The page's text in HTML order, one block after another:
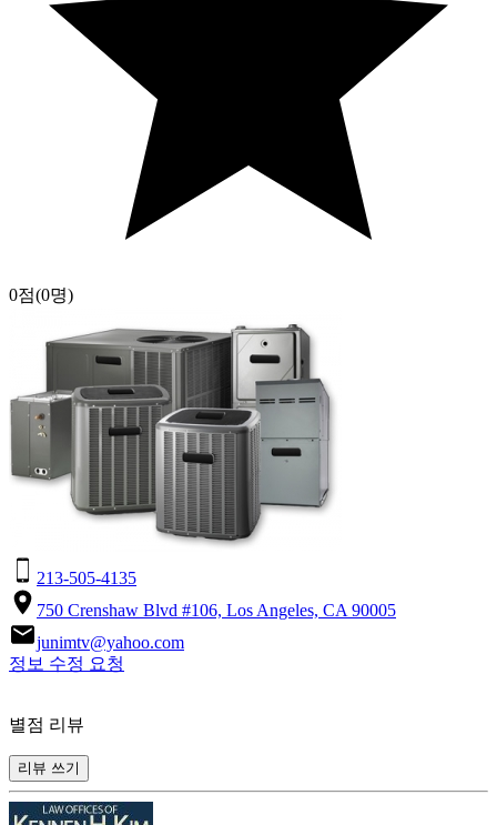
0점(0명)
213-505-4135
750 Crenshaw Blvd #106, Los Angeles, CA 90005
junimtv@yahoo.com
정보 수정 요청
별점 리뷰
리뷰 쓰기